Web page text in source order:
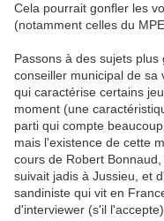
Cela pourrait gonfler les
(notamment celles du
Passons à des sujets
conseiller municipal de sa
qui caractérise certains
moment (une
parti qui compte
mais l'existence de cette
cours de Robert
suivait jadis à Jussieu, et
sandiniste qui vit en
d'interviewer (s'il